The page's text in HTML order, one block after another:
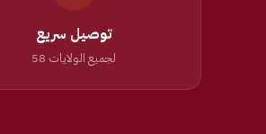
توصيل سريع
لجميع الولايات 58